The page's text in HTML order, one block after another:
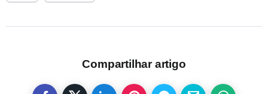
Compartilhar artigo